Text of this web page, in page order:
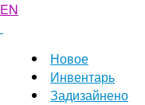
EN
Новое
Инвентарь
Задизайнено